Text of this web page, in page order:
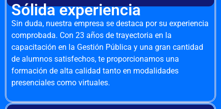
Sólida experiencia
Sin duda, nuestra empresa se destaca por su experiencia
comprobada. Con 23 años de trayectoria en la
capacitación en la Gestión Pública y una gran cantidad
de alumnos satisfechos, te proporcionamos una
formación de alta calidad tanto en modalidades
presenciales como virtuales.